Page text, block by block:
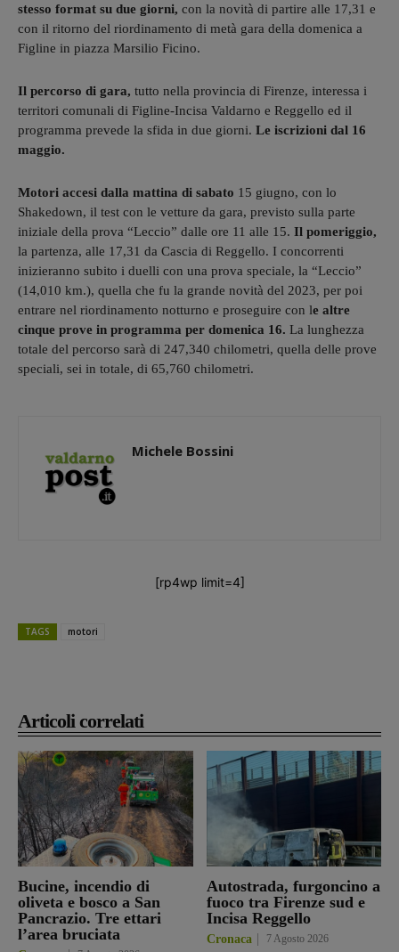
Articoli correlati
Bucine, incendio di
oliveta e bosco a San
Pancrazio. Tre ettari
l’area bruciata
Autostrada, furgoncino a
fuoco tra Firenze sud e
Incisa Reggello
Cronaca 7 Agosto 2026
stesso format su due giorni, con la novità di partire alle 17,31 e
con il ritorno del riordinamento di metà gara della domenica a
Figline in piazza Marsilio Ficino.
Il percorso di gara, tutto nella provincia di Firenze, interessa i
territori comunali di Figline-Incisa Valdarno e Reggello ed il
programma prevede la sfida in due giorni. Le iscrizioni dal 16
maggio.
Motori accesi dalla mattina di sabato 15 giugno, con lo
Shakedown, il test con le vetture da gara, previsto sulla parte
iniziale della prova “Leccio” dalle ore 11 alle 15. Il pomeriggio,
la partenza, alle 17,31 da Cascia di Reggello. I concorrenti
inizieranno subito i duelli con una prova speciale, la “Leccio”
(14,010 km.), quella che fu la grande novità del 2023, per poi
entrare nel riordinamento notturno e proseguire con le altre
cinque prove in programma per domenica 16. La lunghezza
totale del percorso sarà di 247,340 chilometri, quella delle prove
speciali, sei in totale, di 65,760 chilometri.
Michele Bossini
[rp4wp limit=4]
TAGS motori